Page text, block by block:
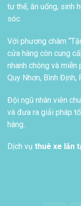
tư thế, ăn uống, sinh
sóc.
Với phương châm
cửa hàng còn cung
nhanh chóng và miễn
Quy Nhơn, Bình Định,
Đội ngũ nhân viên
và đưa ra giải pháp
hàng..
Dịch vụ thuê xe lăn